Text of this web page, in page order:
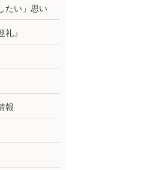
たい」思い
礼』
報